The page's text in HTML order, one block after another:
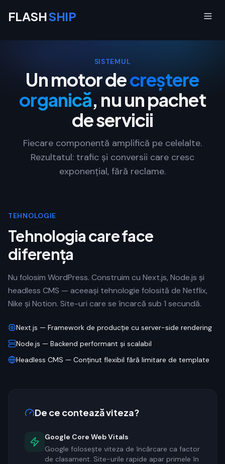
FLASHSHIP
SISTEMUL
Un motor decreștere
organică, nu un pachet
de servicii
Fiecare componentă amplifică pe celelalte.
Rezultatul: trafic și conversii care cresc
exponențial, fără reclame.
TEHNOLOGIE
Tehnologia care face
diferența
Nu folosim WordPress. Construim cu Next.js, Node.js și
headless CMS — aceeași tehnologie folosită de Netflix,
Nike și Notion. Site-uri care se încarcă sub 1 secundă.
Next.js — Framework de producție cu server-side rendering
Node.js — Backend performant și scalabil
Headless CMS — Conținut flexibil fără limitare de template
De ce contează viteza?
Google Core Web Vitals
Google folosește viteza de încărcare ca factor
de clasament. Site-urile rapide apar primele în